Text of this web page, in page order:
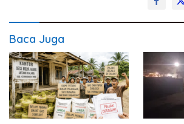
Baca Juga